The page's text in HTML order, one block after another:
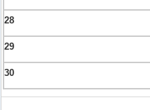
28
29
30